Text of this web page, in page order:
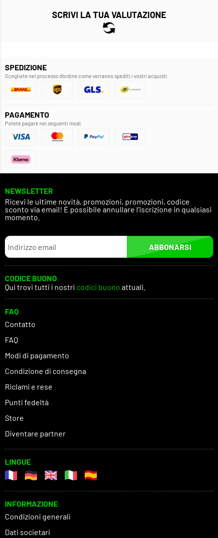
SCRIVI LA TUA VALUTAZIONE
SPEDIZIONE
Scegliete nel processo d'ordine come verranno spediti i vostri acquisti.
PAGAMENTO
Potete pagare nei seguenti modi.
NEWSLETTER
Ricevi le ultime novità, promozioni, promozioni, codice
sconto via email! È possibile annullare l'iscrizione in qualsiasi
momento.
ABBONARSI
CODICE BUONO
Qui trovi tutti i nostri codici buono attuali.
FAQ
Contatto
FAQ
Modi di pagamento
Condizione di consegna
Riclami e rese
Punti fedeltà
Store
Diventare partner
LINGUE
INFORMAZIONE
Condizioni generali
Dati societari